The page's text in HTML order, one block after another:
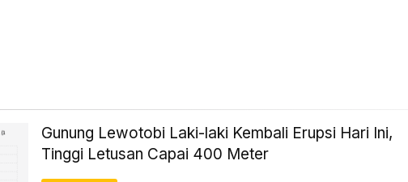
Gunung Lewotobi Laki-laki Kembali Erupsi Hari Ini,
Tinggi Letusan Capai 400 Meter